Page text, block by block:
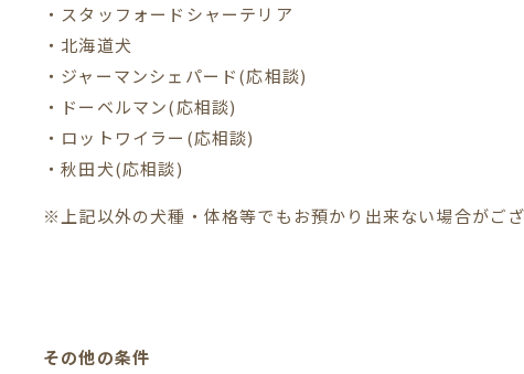
・スタッフォードシャーテリア
・北海道犬
・ジャーマンシェパード(応相談)
・ドーベルマン(応相談)
・ロットワイラー(応相談)
・秋田犬(応相談)
※上記以外の犬種・体格等でもお預かり出来ない場合がござ
その他の条件